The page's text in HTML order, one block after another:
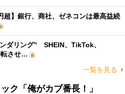
超】銀行、商社、ゼネコンは最高益続
ダリング” SHEIN、TikTok、
させ…
一覧を見る
ク「俺がカブ番長！」